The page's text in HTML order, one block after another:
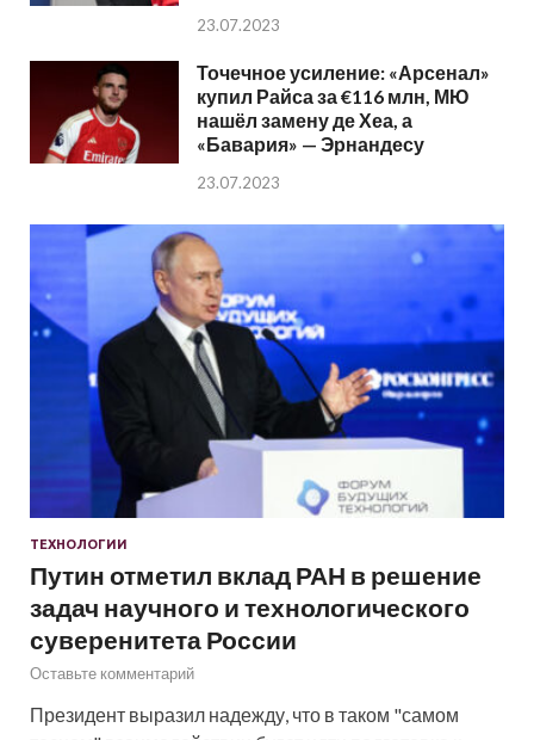
23.07.2023
Точечное усиление: «Арсенал»
купил Райса за €116 млн, МЮ
нашёл замену де Хеа, а
«Бавария» — Эрнандесу
23.07.2023
ТЕХНОЛОГИИ
Путин отметил вклад РАН в решение
задач научного и технологического
суверенитета России
Оставьте комментарий
Президент выразил надежду, что в таком "самом